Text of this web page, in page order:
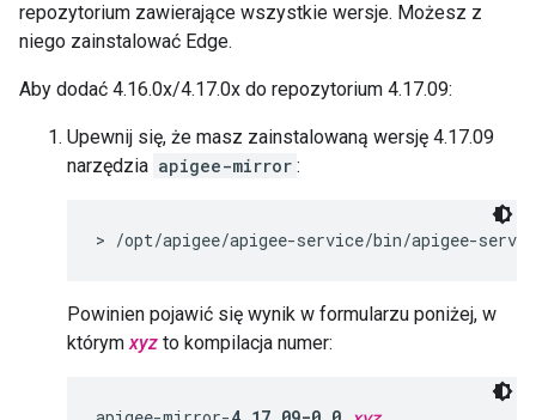
repozytorium zawierające wszystkie wersje. Możesz z
niego zainstalować Edge.
Aby dodać 4.16.0x/4.17.0x do repozytorium 4.17.09:
Upewnij się, że masz zainstalowaną wersję 4.17.09
narzędzia apigee-mirror :
> /opt/apigee/apigee-service/bin/apigee-
Powinien pojawić się wynik w formularzu poniżej, w
którymxyz to kompilacja numer: